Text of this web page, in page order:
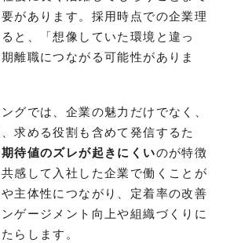
があります。採用時点での企業理
と、「想像していた環境と違っ
離職につながる可能性がありま
グでは、企業の魅力だけでなく、
求める役割も含めて発信するた
待値のズレが起きにくいのが特徴
感して入社した企業で働くことが
主体性につながり、定着率の改善
ゲージメント向上や組織づくりに
らします。